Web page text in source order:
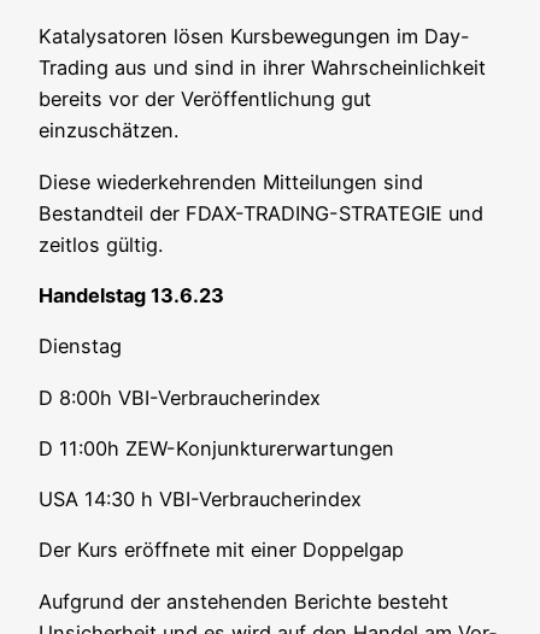
Kata­ly­sa­to­ren lösen Kurs­be­we­gun­gen im Day-
Tra­ding aus und sind in ihrer Wahr­schein­lich­keit
bereits vor der Ver­öf­fent­li­chung gut
einzuschätzen.
Die­se wie­der­keh­ren­den Mit­tei­lun­gen sind
Bestand­teil der FDAX-TRADING-STRATEGIE und
zeit­los gültig.
Han­dels­tag 13.6.23
Diens­tag
D 8:00h VBI-Verbraucherindex
D 11:00h ZEW-Konjunkturerwartungen
USA 14:30 h VBI-Verbraucherindex
Der Kurs eröff­ne­te mit einer Doppelgap
Auf­grund der anste­hen­den Berich­te besteht